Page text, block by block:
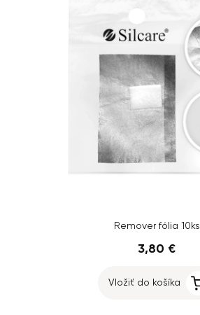
Remover fólia 10ks
3,80 €
Vložiť do košíka